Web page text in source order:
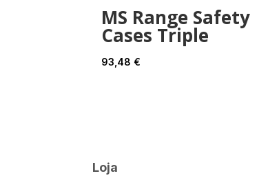
MS Range Safety
Cases Triple
93,48 €
Loja